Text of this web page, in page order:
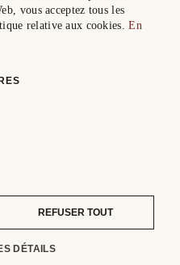
vous acceptez tous les
relative aux cookies.En
REFUSER TOUT
DÉTAILS